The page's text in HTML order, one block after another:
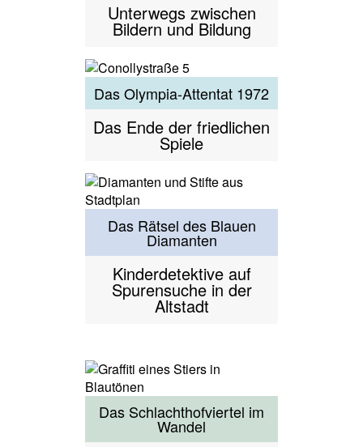
Unterwegs zwischen
Bildern und Bildung
Das Olympia-Attentat 1972
Das Ende der friedlichen
Spiele
Das Rätsel des Blauen
Diamanten
Kinderdetektive auf
Spurensuche in der
Altstadt
Das Schlachthofviertel im
Wandel